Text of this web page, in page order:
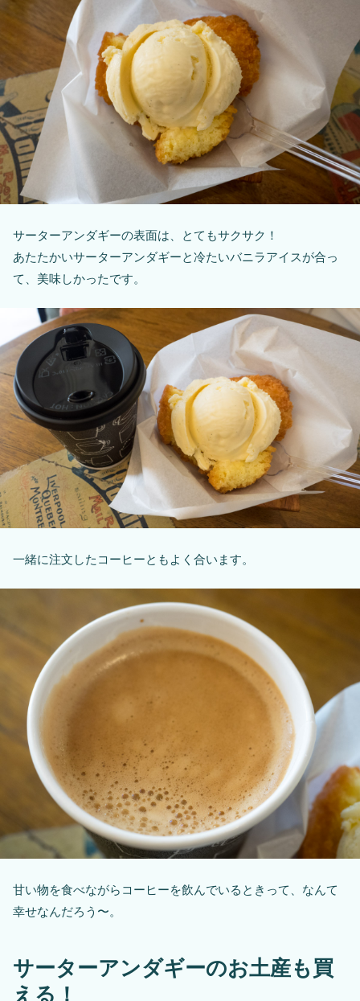
サーターアンダギーの表面は、とてもサクサク！
あたたかいサーターアンダギーと冷たいバニラアイスが合っ
て、美味しかったです。
一緒に注文したコーヒーともよく合います。
甘い物を食べながらコーヒーを飲んでいるときって、なんて
幸せなんだろう〜。
サーターアンダギーのお土産も買
える！